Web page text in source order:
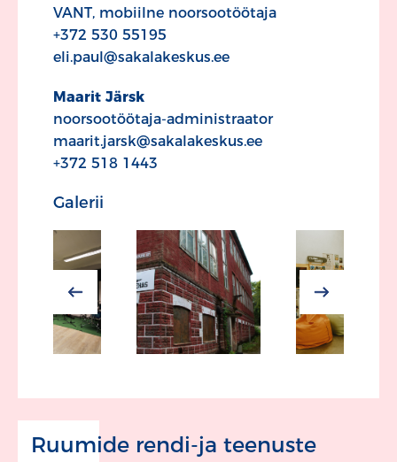
VANT, mobiilne noorsootöötaja
+372 530 55195
eli.paul@sakalakeskus.ee
Maarit Järsk
noorsootöötaja-administraator
maarit.jarsk@sakalakeskus.ee
+372 518 1443
Galerii
Ruumide rendi-ja teenuste